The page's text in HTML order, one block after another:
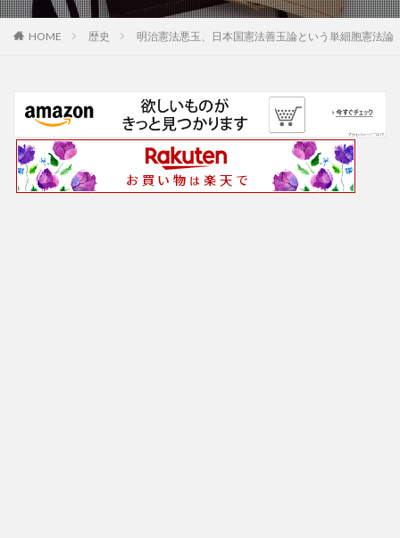
HOME 歴史 明治憲法悪玉、日本国憲法善玉論という単細胞憲法